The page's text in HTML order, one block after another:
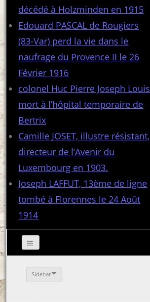
décédé à Holzminden en 1915
Edouard PASCAL de Rougiers
(83-Var) perd la vie dans le
naufrage du Provence II le 26
Février 1916
colonel Huc Pierre Joseph Louis
mort à l’hôpital temporaire de
Bertrix
Camille JOSET, illustre résistant,
directeur de l’Avenir du
Luxembourg en 1903.
Joseph LAFFUT, 13ème de ligne
tombé à Florennes le 24 Août
1914
Sidebar